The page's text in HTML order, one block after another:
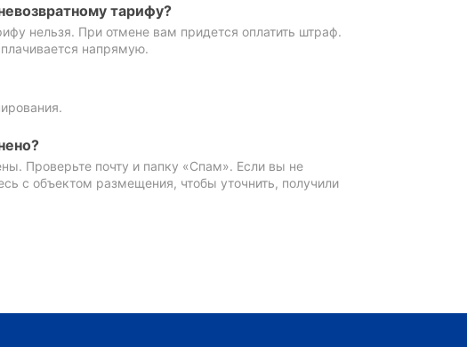
тарифу?
нельзя. При отмене вам придется оплатить штраф.
напрямую.
Проверьте почту и папку «Спам». Если вы не
с объектом размещения, чтобы уточнить, получили